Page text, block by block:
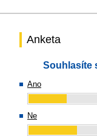
Anketa
Souhlasíte
Ano
Ne